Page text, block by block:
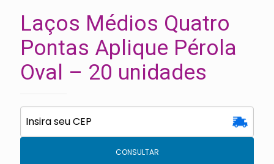
Laços Médios Quatro
Pontas Aplique Pérola
Oval – 20 unidades
CONSULTAR